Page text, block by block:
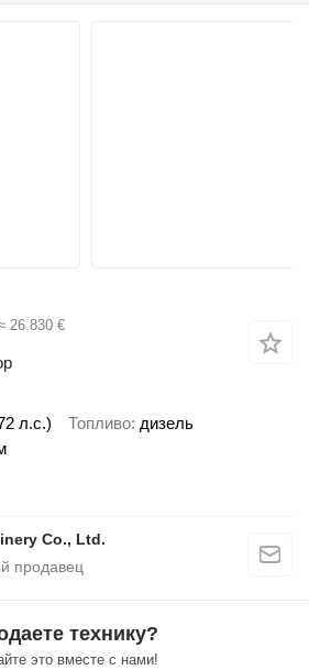
26 830 €
л.с.) Топливо дизель
Co., Ltd.
технику?
это вместе с нами!